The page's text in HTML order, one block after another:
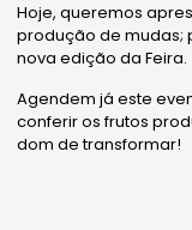
Hoje, queremos
produção de mudas;
nova edição da Feira.
Agendem já este
conferir os frutos
dom de transformar!